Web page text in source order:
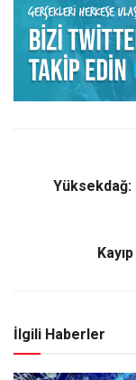
İlgili Haberler